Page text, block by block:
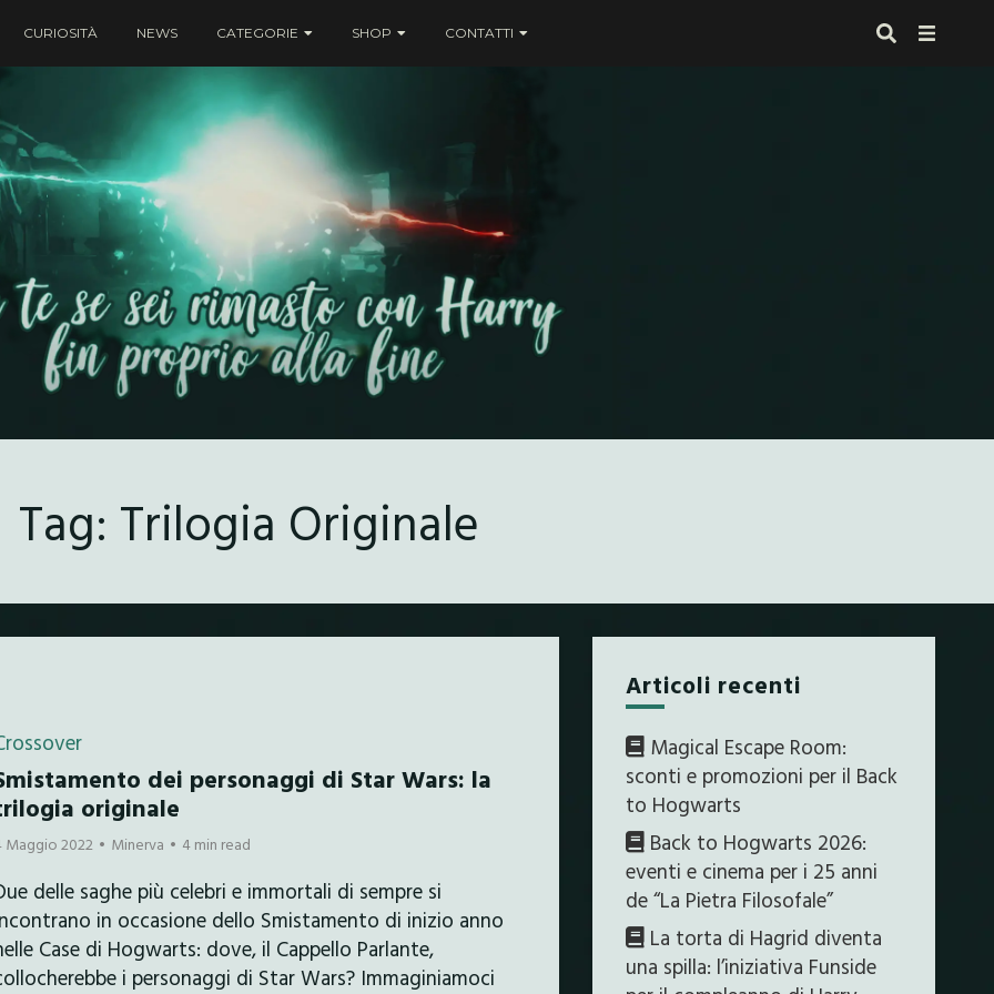
CURIOSITÀ NEWS CATEGORIE SHOP CONTATTI
rimasto con Harry fin proprio alla fine
Tag: Trilogia Originale
dei personaggi di Star Wars: la
originale
Maggio 2022 Minerva 4 min read
delle saghe più celebri e immortali di sempre si
in occasione dello Smistamento di inizio anno
Case di Hogwarts: dove, il Cappello Parlante,
i personaggi di Star Wars? Immaginiamoci
Articoli recenti
Magical Escape Room:
sconti e promozioni per il Back
to Hogwarts
Back to Hogwarts 2026:
eventi e cinema per i 25 anni
de “La Pietra Filosofale”
La torta di Hagrid diventa
una spilla: l’iniziativa Funside